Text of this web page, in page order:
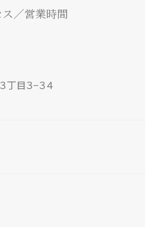
ス／営業時間
目３−３４